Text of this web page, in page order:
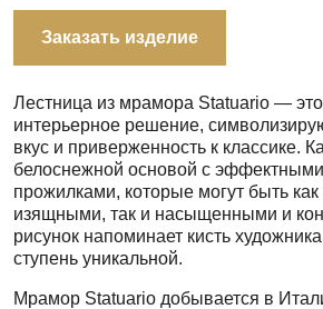
Заказать изделие
Лестница из мрамора Statuario —
интерьерное решение,
вкус и приверженность к классике.
белоснежной основой с
прожилками, которые могут быть как
изящными, так и насыщенными и
рисунок напоминает кисть
ступень уникальной.
Мрамор Statuario добывается в